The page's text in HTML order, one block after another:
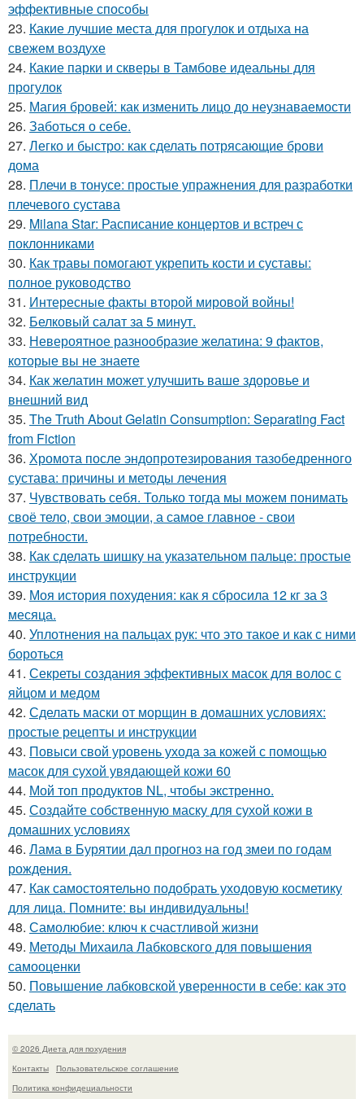
эффективные способы
23. Какие лучшие места для прогулок и отдыха на
свежем воздухе
24. Какие парки и скверы в Тамбове идеальны для
прогулок
25. Магия бровей: как изменить лицо до неузнаваемости
26. Заботься о себе.
27. Легко и быстро: как сделать потрясающие брови
дома
28. Плечи в тонусе: простые упражнения для разработки
плечевого сустава
29. Milana Star: Расписание концертов и встреч с
поклонниками
30. Как травы помогают укрепить кости и суставы:
полное руководство
31. Интересные факты второй мировой войны!
32. Белковый салат за 5 минут.
33. Невероятное разнообразие желатина: 9 фактов,
которые вы не знаете
34. Как желатин может улучшить ваше здоровье и
внешний вид
35. The Truth About Gelatin Consumption: Separating Fact
from Fiction
36. Хромота после эндопротезирования тазобедренного
сустава: причины и методы лечения
37. Чувствовать себя. Только тогда мы можем понимать
своё тело, свои эмоции, а самое главное - свои
потребности.
38. Как сделать шишку на указательном пальце: простые
инструкции
39. Моя история похудения: как я сбросила 12 кг за 3
месяца.
40. Уплотнения на пальцах рук: что это такое и как с ними
бороться
41. Секреты создания эффективных масок для волос с
яйцом и медом
42. Сделать маски от морщин в домашних условиях:
простые рецепты и инструкции
43. Повыси свой уровень ухода за кожей с помощью
масок для сухой увядающей кожи 60
44. Мой топ продуктов NL, чтобы экстренно.
45. Создайте собственную маску для сухой кожи в
домашних условиях
46. Лама в Бурятии дал прогноз на год змеи по годам
рождения.
47. Как самостоятельно подобрать уходовую косметику
для лица. Помните: вы индивидуальны!
48. Самолюбие: ключ к счастливой жизни
49. Методы Михаила Лабковского для повышения
самооценки
50. Повышение лабковской уверенности в себе: как это
сделать
© 2026 Диета для похудения
Контакты
Пользовательское соглашение
Политика конфидециальности